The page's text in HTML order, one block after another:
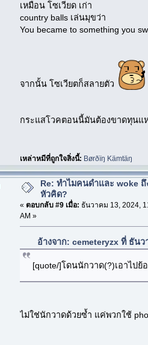
เหมือน โซเวียด เก่า
country balls เล่นมุขว่า
You became to something you
จากนั้น โซเวียตก็สลายตัว
กระแสโวคตอนนี้มันต้องขาดทุนแ
เหล่าหมีที่ถูกใจสิ่งนี้: Børðïŋ Kämtäŋ
Re: ทำไมคนดำและ woke ถึ
หัวคิด?
« ตอบกลับ #9 เมื่อ: ธันวาคม 13, 2024,
AM »
อ้างจาก: cemeteryzx ที่ ธัน
[quote/]โดนนักวาด(?)เอาไปย้
ไม่ใช่นักวาดด้วยซ้ำ แค่พวกใช้